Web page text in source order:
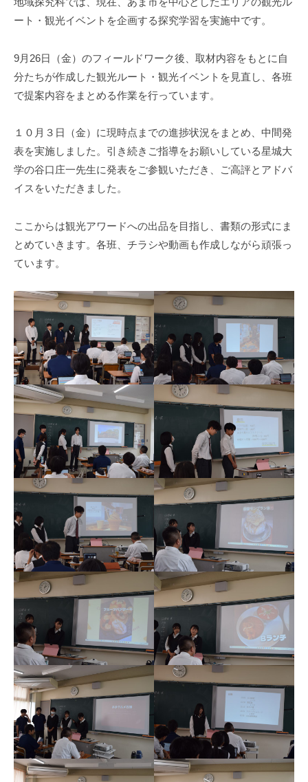
ート・観光イベントを企画する探究学習を実施中です。
9月26日（金）のフィールドワーク後、取材内容をもとに自
分たちが作成した観光ルート・観光イベントを見直し、各班
で提案内容をまとめる作業を行っています。
１０月３日（金）に現時点までの進捗状況をまとめ、中間発
表を実施しました。引き続きご指導をお願いしている星城大
学の谷口庄一先生に発表をご参観いただき、ご高評とアドバ
イスをいただきました。
ここからは観光アワードへの出品を目指し、書類の形式にま
とめていきます。各班、チラシや動画も作成しながら頑張っ
ています。